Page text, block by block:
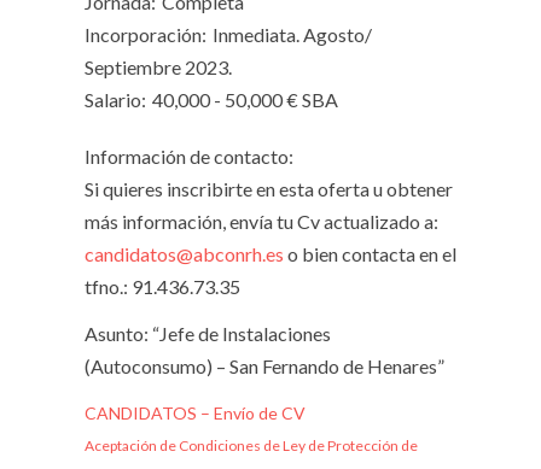
Incorporación: Inmediata. Agosto/
Septiembre 2023.
Salario: 40,000 - 50,000 € SBA
Información de contacto:
Si quieres inscribirte en esta oferta u obtener
más información, envía tu Cv actualizado a:
candidatos@abconrh.es o bien contacta en el
tfno.: 91.436.73.35
Asunto: “Jefe de Instalaciones
(Autoconsumo) – San Fernando de Henares”
CANDIDATOS – Envío de CV
Aceptación de Condiciones de Ley de Protección de